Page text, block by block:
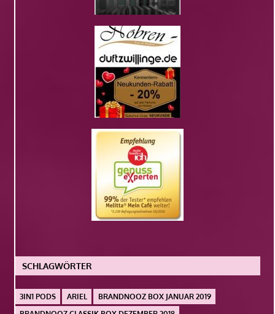
SCHLAGWÖRTER
3IN1 PODS ARIEL
BRANDNOOZ BOX JANUAR 2019